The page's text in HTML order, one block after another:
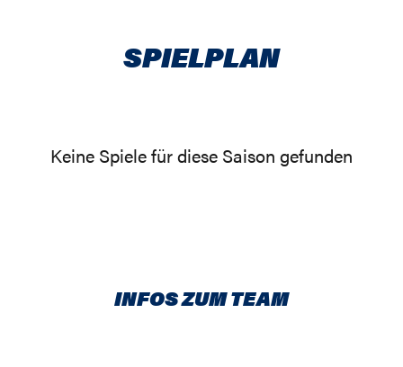
SPIELPLAN
Keine Spiele für diese Saison gefunden
INFOS ZUM TEAM